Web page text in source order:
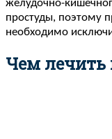
желудочно-
простуды, поэтому
необходимо
Чем лечить